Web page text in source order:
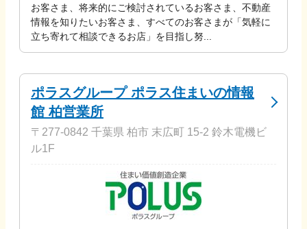
お客さま、将来的にご検討されているお客さま、不動産
情報を知りたいお客さま、すべてのお客さまが「気軽に
立ち寄れて相談できるお店」を目指し努...
ポラスグループ ポラス住まいの情報
館 柏営業所
〒277-0842 千葉県 柏市 末広町 15-2 鈴木電機ビ
ル1F